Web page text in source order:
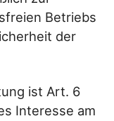
Betriebs
der
ist Art. 6
Interesse am